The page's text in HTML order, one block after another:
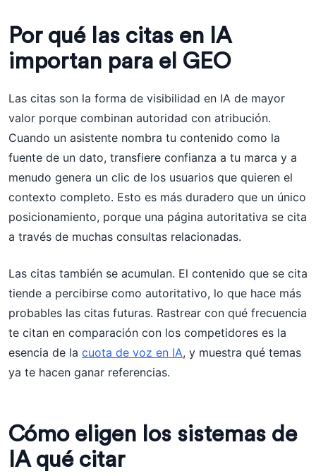
Por qué las citas en IA
importan para el GEO
Las citas son la forma de visibilidad en IA de mayor
valor porque combinan autoridad con atribución.
Cuando un asistente nombra tu contenido como la
fuente de un dato, transfiere confianza a tu marca y a
menudo genera un clic de los usuarios que quieren el
contexto completo. Esto es más duradero que un único
posicionamiento, porque una página autoritativa se cita
a través de muchas consultas relacionadas.
Las citas también se acumulan. El contenido que se cita
tiende a percibirse como autoritativo, lo que hace más
probables las citas futuras. Rastrear con qué frecuencia
te citan en comparación con los competidores es la
esencia de la cuota de voz en IA, y muestra qué temas
ya te hacen ganar referencias.
Cómo eligen los sistemas de
IA qué citar